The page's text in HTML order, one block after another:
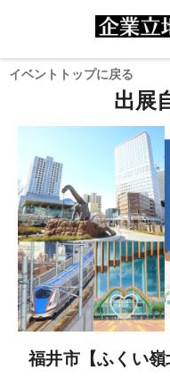
イベントトップに戻る
出展
福井市【ふくい嶺